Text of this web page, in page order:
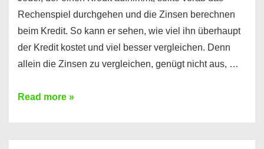
Rechenspiel durchgehen und die Zinsen berechnen
beim Kredit. So kann er sehen, wie viel ihn überhaupt
der Kredit kostet und viel besser vergleichen. Denn
allein die Zinsen zu vergleichen, genügt nicht aus, …
Ganz
Read more »